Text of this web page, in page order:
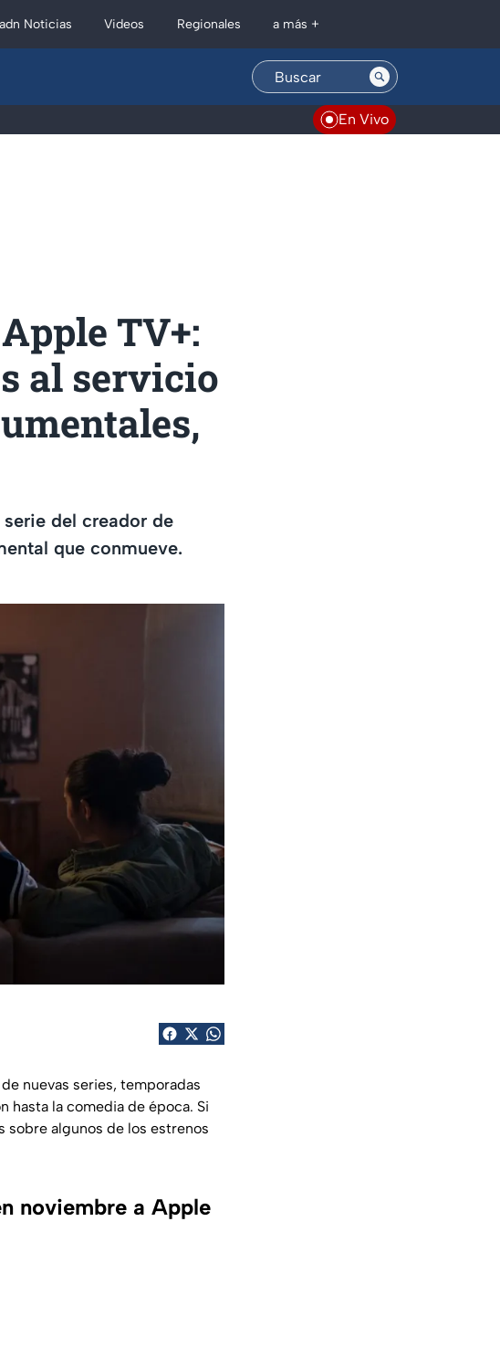
adn Noticias Videos Regionales a más +
En Vivo
TV+:
al servicio
del creador de
que conmueve.
nuevas series, temporadas
hasta la comedia de época. Si
sobre algunos de los estrenos
noviembre a Apple